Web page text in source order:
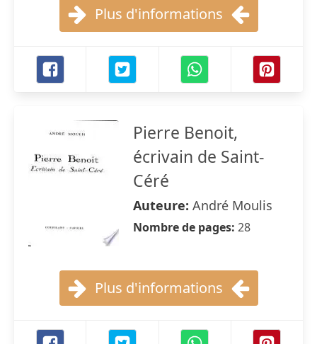
Plus d'informations
Pierre Benoit,
écrivain de Saint-
Céré
Auteure: André Moulis
Nombre de pages: 28
Plus d'informations